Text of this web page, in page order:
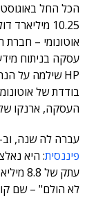
הכל החל באוגוסט 2011:
10.25
אוטונומי –
העסקה, ארנקו של לינץ'
עברה לה שנה, וב-2012 ענקית המחשוב HP
פיננסית: היא
עתק
לא הולם" – שם